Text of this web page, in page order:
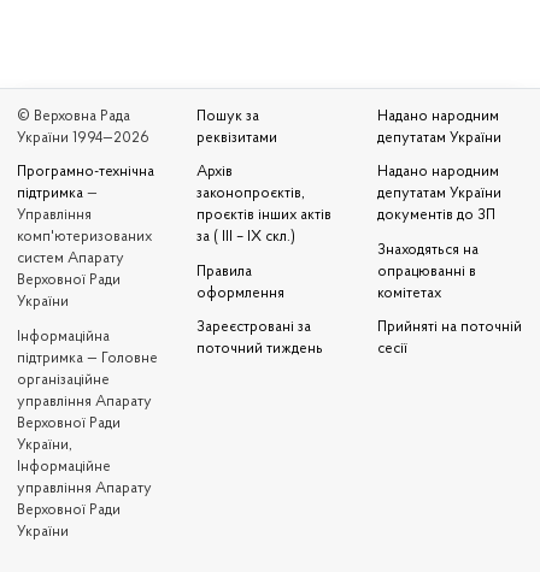
© Верховна Рада
України 1994—2026
Програмно-технічна
підтримка —
Управління
комп'ютеризованих
систем Апарату
Верховної Ради
України
Iнформаційна
підтримка — Головне
організаційне
управління Апарату
Верховної Ради
України,
Інформаційне
управління Апарату
Верховної Ради
України
Пошук за
реквізитами
Архів
законопроєктів,
проєктів інших актів
за ( III – IX скл.)
Правила
оформлення
Зареєстровані за
поточний тиждень
Надано народним
депутатам України
Надано народним
депутатам України
документів до ЗП
Знаходяться на
опрацюванні в
комітетах
Прийняті на поточній
сесії